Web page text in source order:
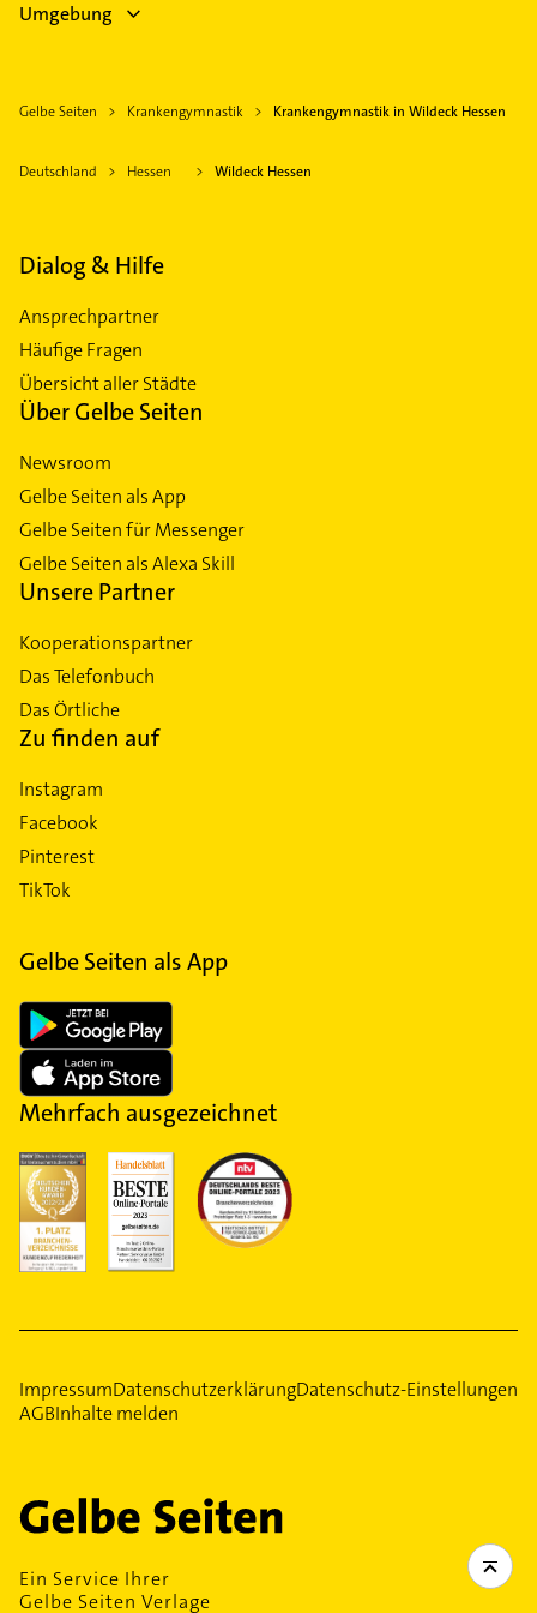
Umgebung
Gelbe Seiten Krankengymnastik Krankengymnastik in Wildeck Hessen
Deutschland Hessen Wildeck Hessen
Dialog & Hilfe
Ansprechpartner
Häufige Fragen
Übersicht aller Städte
Über Gelbe Seiten
Newsroom
Gelbe Seiten als App
Gelbe Seiten für Messenger
Gelbe Seiten als Alexa Skill
Unsere Partner
Kooperationspartner
Das Telefonbuch
Das Örtliche
Zu finden auf
Instagram
Facebook
Pinterest
TikTok
Gelbe Seiten als App
Mehrfach ausgezeichnet
ImpressumDatenschutzerklärungDatenschutz-Einstellungen
AGBInhalte melden
Ein Service Ihrer
Gelbe Seiten Verlage